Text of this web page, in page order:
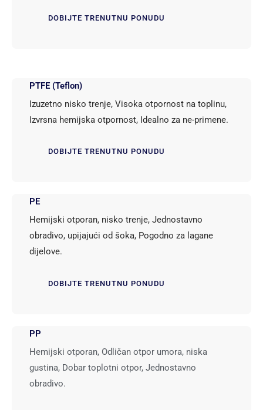
DOBIJTE TRENUTNU PONUDU
PTFE (Teflon)
Izuzetno nisko trenje, Visoka otpornost na toplinu,
Izvrsna hemijska otpornost, Idealno za ne-primene.
DOBIJTE TRENUTNU PONUDU
PE
Hemijski otporan, nisko trenje, Jednostavno
obradivo, upijajući od šoka, Pogodno za lagane
dijelove.
DOBIJTE TRENUTNU PONUDU
PP
Hemijski otporan, Odličan otpor umora, niska
gustina, Dobar toplotni otpor, Jednostavno
obradivo.